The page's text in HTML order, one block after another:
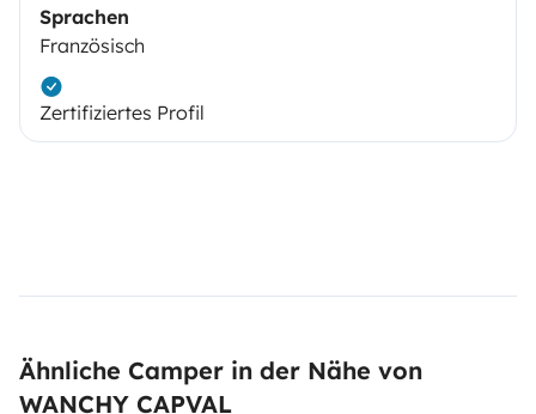
Sprachen
Französisch
Zertifiziertes Profil
Ähnliche Camper in der Nähe von
WANCHY CAPVAL